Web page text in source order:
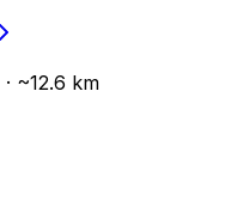
· ~12.6 km